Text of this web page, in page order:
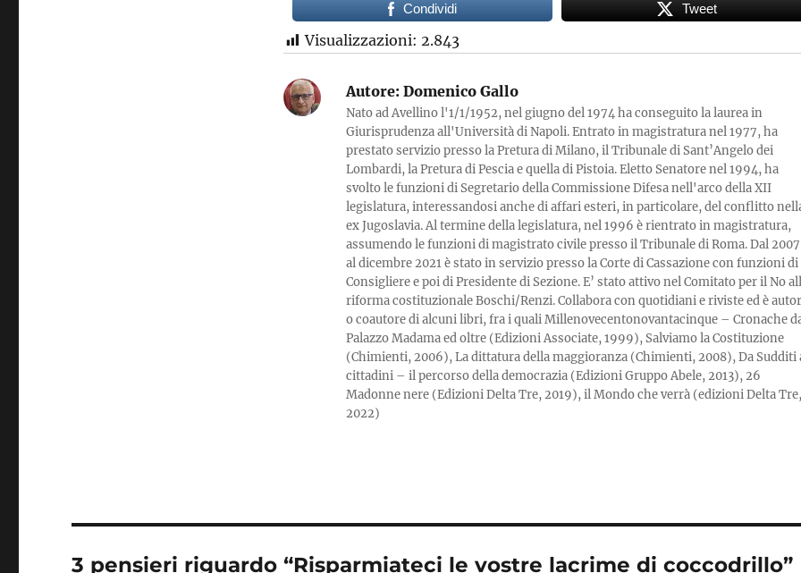
Condividi Tweet
Visualizzazioni: 2.843
Autore:Domenico Gallo
Nato ad Avellino l'1/1/1952, nel giugno del 1974 ha conseguito la laurea in
Giurisprudenza all'Università di Napoli. Entrato in magistratura nel 1977, ha
prestato servizio presso la Pretura di Milano, il Tribunale di Sant’Angelo dei
Lombardi, la Pretura di Pescia e quella di Pistoia. Eletto Senatore nel 1994, ha
svolto le funzioni di Segretario della Commissione Difesa nell'arco della XII
legislatura, interessandosi anche di affari esteri, in particolare, del conflitto
ex Jugoslavia. Al termine della legislatura, nel 1996 è rientrato in magistratura,
assumendo le funzioni di magistrato civile presso il Tribunale di Roma. Dal 2007
al dicembre 2021 è stato in servizio presso la Corte di Cassazione con funzioni di
Consigliere e poi di Presidente di Sezione. E’ stato attivo nel Comitato per il No
riforma costituzionale Boschi/Renzi. Collabora con quotidiani e riviste ed è
o coautore di alcuni libri, fra i quali Millenovecentonovantacinque – Cronache
Palazzo Madama ed oltre (Edizioni Associate, 1999), Salviamo la Costituzione
(Chimienti, 2006), La dittatura della maggioranza (Chimienti, 2008), Da Sudditi
cittadini – il percorso della democrazia (Edizioni Gruppo Abele, 2013), 26
Madonne nere (Edizioni Delta Tre, 2019), il Mondo che verrà (edizioni Delta Tre,
2022)
3 pensieri riguardo “Risparmiateci le vostre lacrime di coccodrillo”